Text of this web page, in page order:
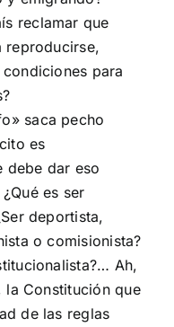
reclamar que
reproducirse,
para
saca pecho
es
debe dar eso
es ser
deportista,
o comisionista?
Ah,
la Constitución que
de las reglas